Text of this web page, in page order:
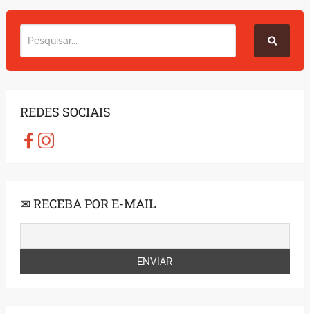
REDES SOCIAIS
✉ RECEBA POR E-MAIL